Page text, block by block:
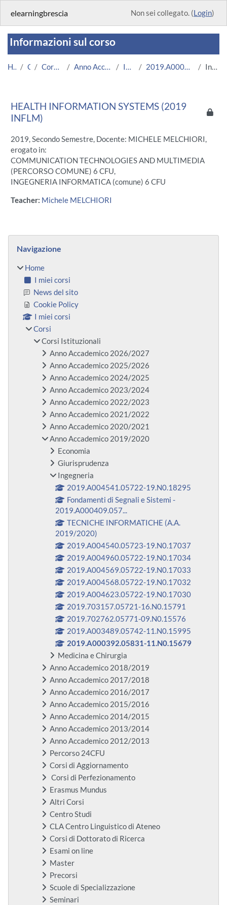
elearningbrescia Non sei collegato. (Login)
Informazioni sul corso
Home Corsi Corsi Istituzionali Anno Accademico 2019/2020 Ingegneria 2019.A000392.05831-11.N0.15679 Introduzione
HEALTH INFORMATION SYSTEMS (2019
INFLM)
2019, Secondo Semestre, Docente: MICHELE MELCHIORI,
erogato in:
COMMUNICATION TECHNOLOGIES AND MULTIMEDIA
(PERCORSO COMUNE) 6 CFU,
INGEGNERIA INFORMATICA (comune) 6 CFU
Teacher: Michele MELCHIORI
Blocchi
Navigazione
Home
I miei corsi
News del sito
Cookie Policy
I miei corsi
Corsi
Corsi Istituzionali
Anno Accademico 2026/2027
Anno Accademico 2025/2026
Anno Accademico 2024/2025
Anno Accademico 2023/2024
Anno Accademico 2022/2023
Anno Accademico 2021/2022
Anno Accademico 2020/2021
Anno Accademico 2019/2020
Economia
Giurisprudenza
Ingegneria
2019.A004541.05722-19.N0.18295
Fondamenti di Segnali e Sistemi -
2019.A000409.057...
TECNICHE INFORMATICHE (A.A.
2019/2020)
2019.A004540.05723-19.N0.17037
2019.A004960.05722-19.N0.17034
2019.A004569.05722-19.N0.17033
2019.A004568.05722-19.N0.17032
2019.A004623.05722-19.N0.17030
2019.703157.05721-16.N0.15791
2019.702762.05771-09.N0.15576
2019.A003489.05742-11.N0.15995
2019.A000392.05831-11.N0.15679
Medicina e Chirurgia
Anno Accademico 2018/2019
Anno Accademico 2017/2018
Anno Accademico 2016/2017
Anno Accademico 2015/2016
Anno Accademico 2014/2015
Anno Accademico 2013/2014
Anno Accademico 2012/2013
Percorso 24CFU
Corsi di Aggiornamento
Corsi di Perfezionamento
Erasmus Mundus
Altri Corsi
Centro Studi
CLA Centro Linguistico di Ateneo
Corsi di Dottorato di Ricerca
Esami on line
Master
Precorsi
Scuole di Specializzazione
Seminari